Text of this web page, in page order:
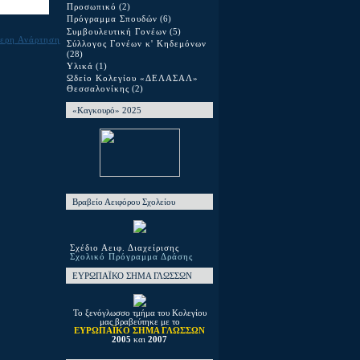
Ανάρτηση
Προσωπικό (2)
Πρόγραμμα Σπουδών (6)
Συμβουλευτική Γονέων (5)
Σύλλογος Γονέων κ' Κηδεμόνων
(28)
Υλικά (1)
Ωδείο Κολεγίου «ΔΕΛΑΣΑΛ»
Θεσσαλονίκης (2)
«Καγκουρό» 2025
Βραβείο Αειφόρου Σχολείου
Σχέδιο Αειφ. Διαχείρισης
Σχολικό Πρόγραμμα Δράσης
ΕΥΡΩΠΑΪΚΟ ΣΗΜΑ ΓΛΩΣΣΩΝ
Το ξενόγλωσσο τμήμα του Κολεγίου
μας βραβεύτηκε με το
ΕΥΡΩΠΑΪΚΟ ΣΗΜΑ ΓΛΩΣΣΩΝ
2005 και 2007